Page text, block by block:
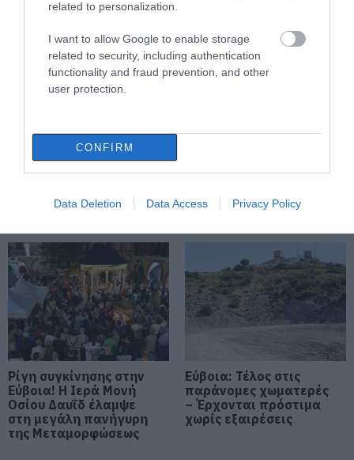
related to personalization.
I want to allow Google to enable storage
related to security, including authentication
functionality and fraud prevention, and other
user protection.
CONFIRM
Data Deletion Data Access Privacy Policy
08.08.2026 | 20:00
Εύβοια: Πότε θα γίνει ο
καθιερωμένος έρανος για το
«Στιφάδο της Παναγίας»
08.08.2026 | 19:40
οικονομικό πρόγραμμα της ΕΛ.Α.Σ.
στη Θεσσαλονίκη
08.08.2026 | 19:20
Κάνεις δεν ξεχνά τι έζησε η
08.08.2026 | 19:00
Σε δημοπρασία η μπάλα των
ιστορικών γκολ του Μαραντόνα
08.08.2026 | 18:40
Αγανάκτηση σε χωριό της
Εύβοιας: Μένουν κάθε μέρα χωρίς
νερό – Σοβαρή καταγγελία
08.08.2026 | 18:20
στη Γαλάζια Λίμνη! Εσύ
συναγερμός σήμερα
στην Εύβοια – Τι
ξερά χόρτα
Ρίγη συγκίνησης στην
Εύβοια! Η Ιερά Μονή
Οσίου Δαυΐδ έλαμψε
στη μεγάλη πανήγυρη
της Μεταμορφώσεως
Εύβοια: Τέλος στις
παράνομες χωματερές
– Έρχονται πρόστιμα
χωρίς εξαιρέσεις